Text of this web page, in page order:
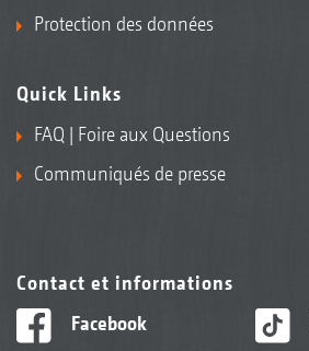
Protection des données
Quick Links
FAQ | Foire aux Questions
Communiqués de presse
Contact et informations
Facebook